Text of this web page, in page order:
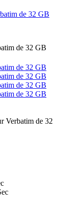
de 32 GB